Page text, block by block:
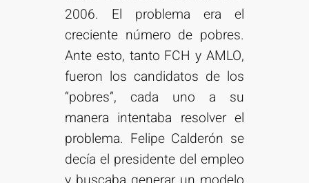
2006. El problema era el
creciente número de pobres.
Ante esto, tanto FCH y AMLO,
fueron los candidatos de los
“pobres”, cada uno a su
manera intentaba resolver el
problema. Felipe Calderón se
decía el presidente del empleo